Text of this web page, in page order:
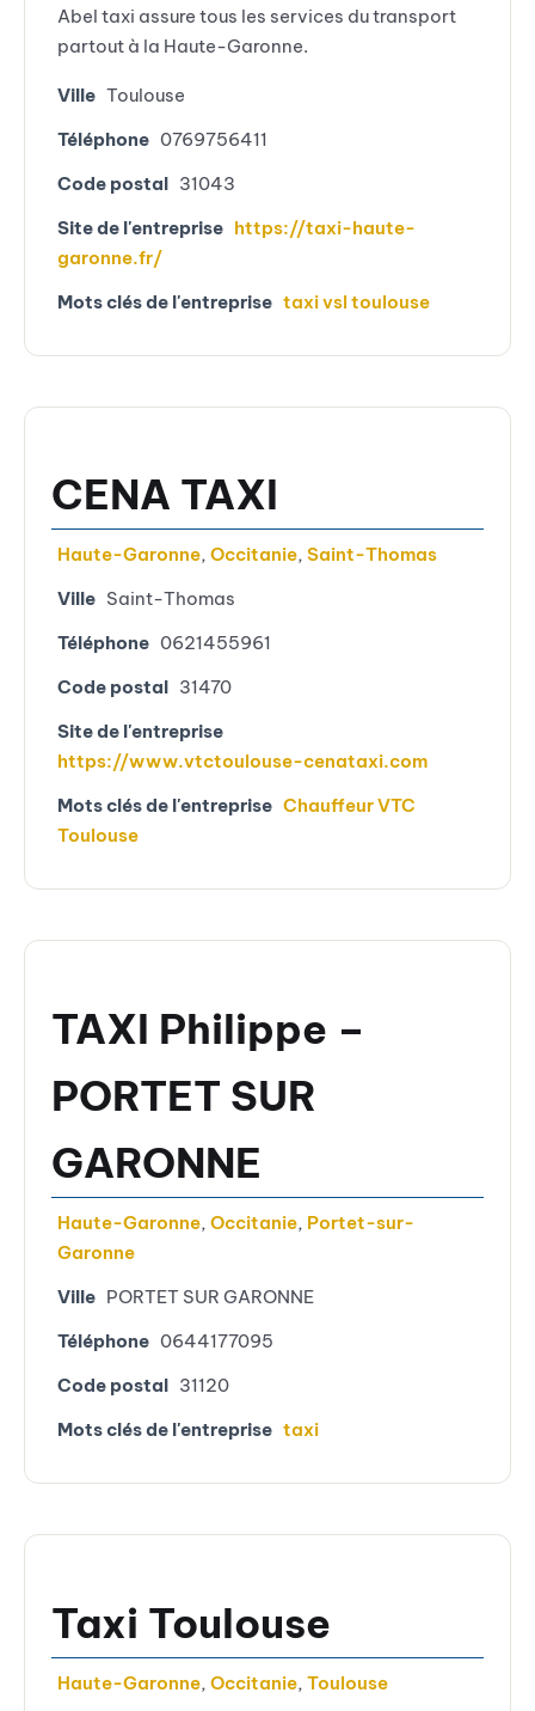
Abel taxi assure tous les services du transport
partout à la Haute-Garonne.
Ville Toulouse
Téléphone 0769756411
Code postal 31043
Site de l'entreprise https://taxi-haute-
garonne.fr/
Mots clés de l'entreprise taxi vsl toulouse
CENA TAXI
Haute-Garonne, Occitanie, Saint-Thomas
Ville Saint-Thomas
Téléphone 0621455961
Code postal 31470
Site de l'entreprise
https://www.vtctoulouse-cenataxi.com
Mots clés de l'entreprise Chauffeur VTC
Toulouse
TAXI Philippe –
PORTET SUR
GARONNE
Haute-Garonne, Occitanie, Portet-sur-
Garonne
Ville PORTET SUR GARONNE
Téléphone 0644177095
Code postal 31120
Mots clés de l'entreprise taxi
Taxi Toulouse
Haute-Garonne, Occitanie, Toulouse